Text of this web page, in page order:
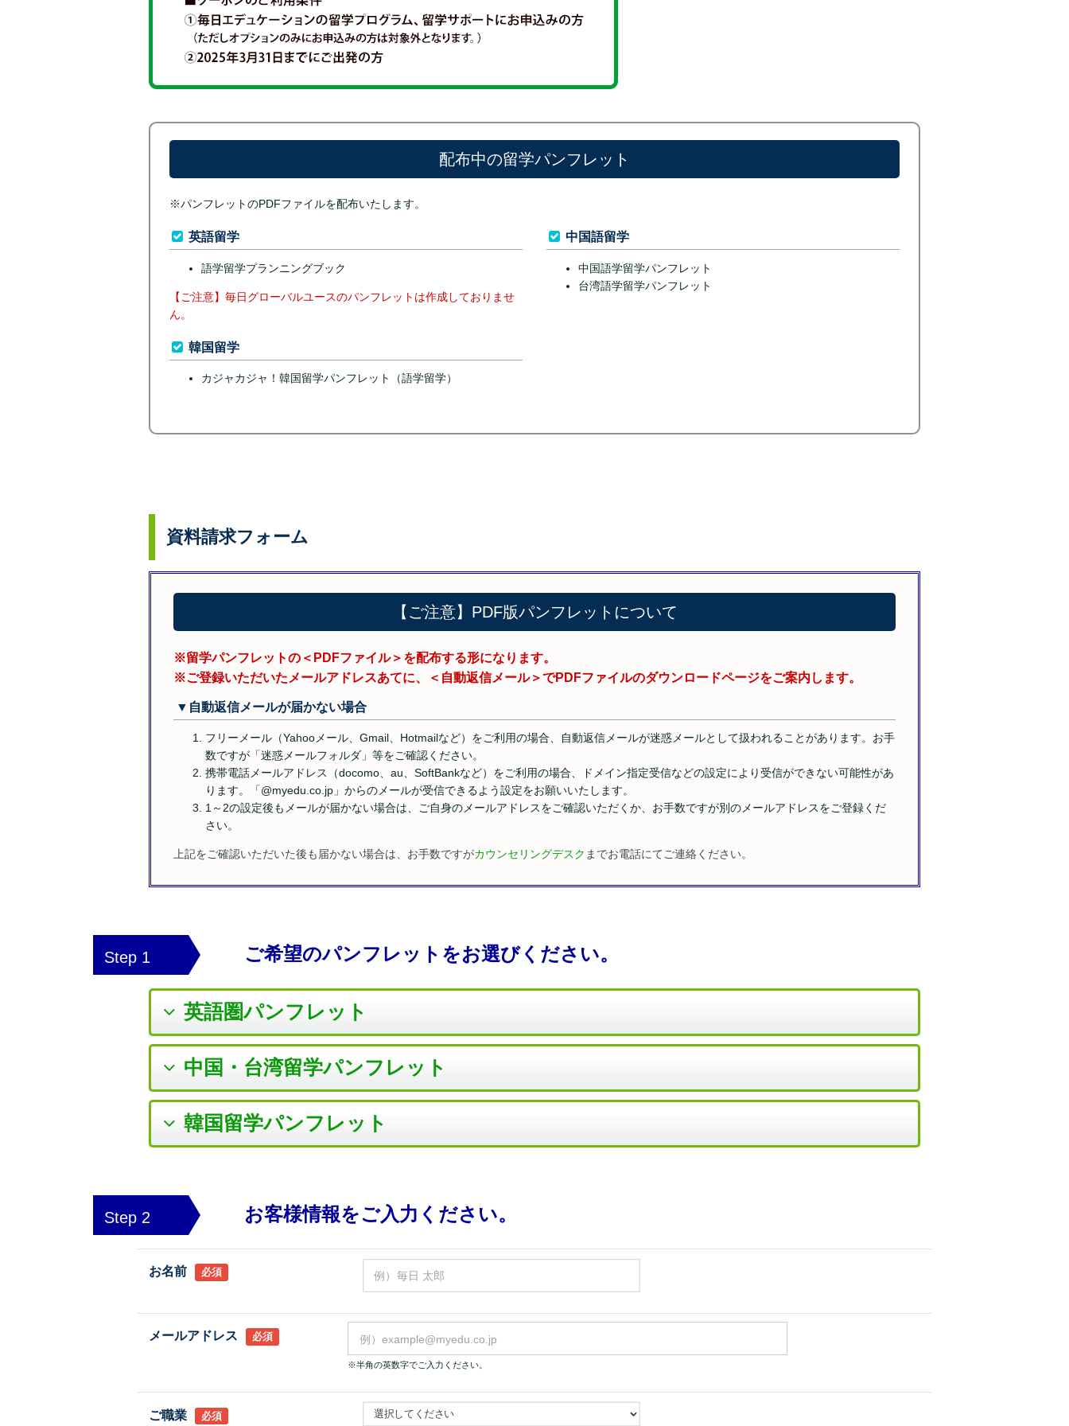
配布中の留学パンフレット
※パンフレットのPDFファイルを配布いたします。
英語留学
語学留学プランニングブック
【ご注意】毎日グローバルユースのパンフレットは作成しておりませ
ん。
中国語留学
中国語学留学パンフレット
台湾語学留学パンフレット
韓国留学
カジャカジャ！韓国留学パンフレット（語学留学）
資料請求フォーム
【ご注意】PDF版パンフレットについて
※留学パンフレットの＜PDFファイル＞を配布する形になります。
※ご登録いただいたメールアドレスあてに、＜自動返信メール＞でPDFファイルのダウンロードページをご案内します。
▼自動返信メールが届かない場合
フリーメール（Yahooメール、Gmail、Hotmailなど）をご利用の場合、自動返信メールが迷惑メールとして扱われることがあります。お手
数ですが「迷惑メールフォルダ」等をご確認ください。
携帯電話メールアドレス（docomo、au、SoftBankなど）をご利用の場合、ドメイン指定受信などの設定により受信ができない可能性があ
ります。「@myedu.co.jp」からのメールが受信できるよう設定をお願いいたします。​
1～2の設定後もメールが届かない場合は、ご自身のメールアドレスをご確認いただくか、お手数ですが別のメールアドレスをご登録くだ
さい。
上記をご確認いただいた後も届かない場合は、お手数ですがカウンセリングデスク までお電話にてご連絡ください。
Step 1 ご希望のパンフレットをお選びください。
英語圏パンフレット
中国・台湾留学パンフレット
韓国留学パンフレット
Step 2 お客様情報をご入力ください。
お名前 必須
メールアドレス 必須
※半角の英数字でご入力ください。
ご職業 必須